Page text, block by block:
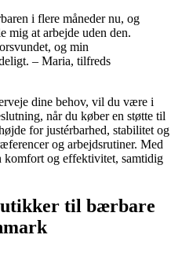
i flere måneder nu, og
mig at arbejde uden den.
og min
– Maria, tilfreds
dine behov, vil du være i
når du køber en støtte til
for justérbarhed, stabilitet og
og arbejdsrutiner. Med
komfort og effektivitet, samtidig
til bærbare